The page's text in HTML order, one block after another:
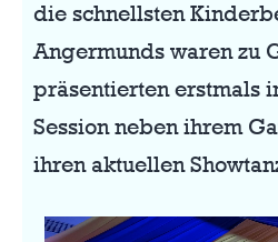
die schnellsten
Angermunds waren zu
präsentierten erstmals
Session neben ihrem
ihren aktuellen